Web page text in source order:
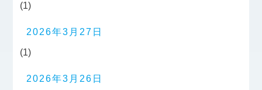
(1)
2026年3月27日
(1)
2026年3月26日